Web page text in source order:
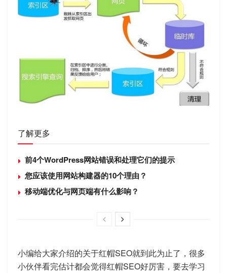
了解更多
前4个WordPress网站错误和处理它们的提示
您应该使用网站构建器的10个理由？
移动端优化与网页端有什么影响？
小编给大家介绍的关于红帽SEO就到此为止了，很多
小伙伴看完估计都会觉得红帽SEO好厉害，要去学习